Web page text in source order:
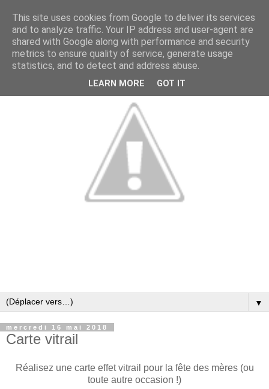
▼
mercredi 16 mai 2018
Carte vitrail
Réalisez une carte effet vitrail pour la fête des mères (ou
toute autre occasion !)
This site uses cookies from Google to deliver its services
and to analyze traffic. Your IP address and user-agent are
shared with Google along with performance and security
metrics to ensure quality of service, generate usage
statistics, and to detect and address abuse.
LEARN MORE GOT IT